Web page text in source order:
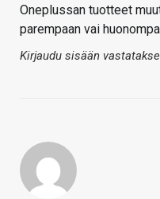
Oneplussan tuotteet
parempaan vai
Kirjaudu sisään